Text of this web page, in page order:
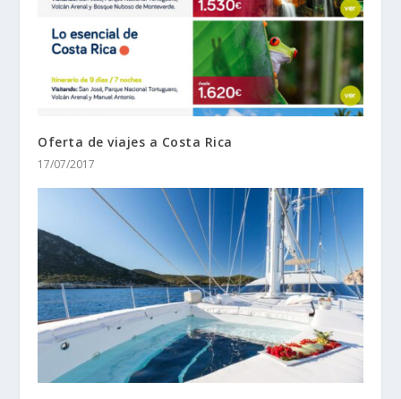
Oferta de viajes a Costa Rica
17/07/2017